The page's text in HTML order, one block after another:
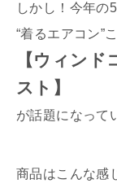
しかし！今年の
“着るエアコン”
【ウィン
スト】
が話題になって
商品はこんな感